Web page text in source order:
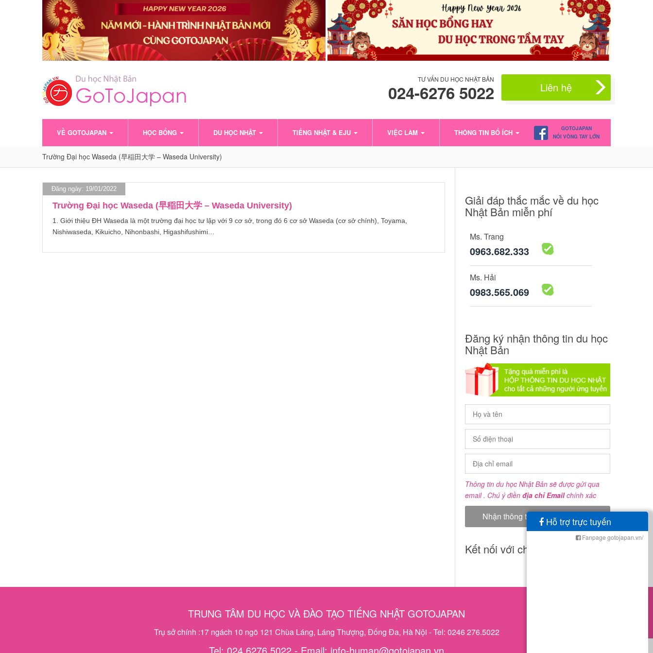
TƯ VẤN DU HỌC NHẬT BẢN
024-6276 5022 Liên hệ
VỀ GOTOJAPAN HỌC BỔNG DU HỌC NHẬT TIẾNG NHẬT & EJU VIỆC LÀM THÔNG TIN BỔ ÍCH
GOTOJAPAN
NỐI VÒNG TAY LỚN
Trường Đại học Waseda (早稲田大学 – Waseda University)
Đăng ngày: 19/01/2022
Trường Đại học Waseda (早稲田大学 – Waseda University)
1. Giới thiệu ĐH Waseda là một trường đại học tư lập với 9 cơ sở, trong đó 6 cơ sở Waseda (cơ sở chính), Toyama,
Nishiwaseda, Kikuicho, Nihonbashi, Higashifushimi…
Giải đáp thắc mắc về du học
Nhật Bản miễn phí
Ms. Trang
0963.682.333
Ms. Hải
0983.565.069
Đăng ký nhận thông tin du học
Nhật Bản
Thông tin du học Nhật Bản sẽ được gửi qua
email . Chú ý điền địa chỉ Emailchính xác
Kết nối với chúng tôi
TRUNG TÂM DU HỌC VÀ ĐÀO TẠO TIẾNG NHẬT GOTOJAPAN
Trụ sở chính :17 ngách 10 ngõ 121 Chùa Láng, Láng Thượng, Đống Đa, Hà Nội - Tel: 0246 276.5022
Hỗ trợ trực tuyến
Fanpage gotojapan.vn/